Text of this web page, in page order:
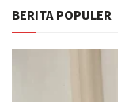
BERITA POPULER